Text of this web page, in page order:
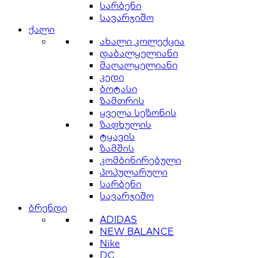
სარბენი
სავარჯიშო
ქალი
ახალი კოლექცია
დაბალყელიანი
მაღალყელიანი
კედი
ბოტასი
ზამთრის
ყველა სეზონის
ზაფხულის
ტყავის
ზამშის
კომბინირებული
პოპულარული
სარბენი
სავარჯიშო
ბრენდი
ADIDAS
NEW BALANCE
Nike
DC